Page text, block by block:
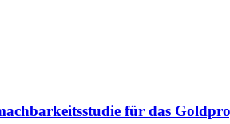
für das